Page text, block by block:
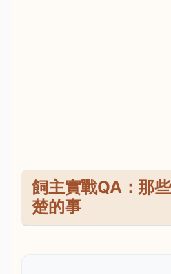
飼主實戰QA：那
楚的事